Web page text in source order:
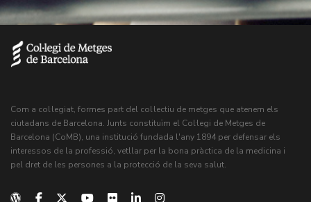
Com a col·legiat, formes part del col·lectiu de metges que atenem els
ciutadans de Barcelona. Junts constituïm el Col·legi de Metges de
Barcelona (CoMB), una institució fundada l'any 1894 per defensar els
interessos de la professió, vetllar per la bona pràctica de la medicina i
pel dret de les persones a la protecció de la seva salut.